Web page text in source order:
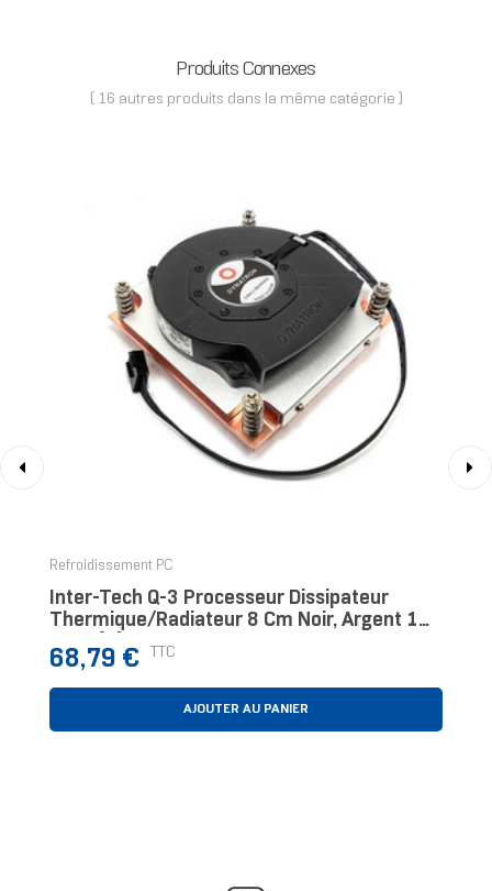
Produits Connexes
( 16 autres produits dans la même catégorie )
Refroidissement PC
Inter-Tech Q-3 Processeur Dissipateur
Thermique/Radiateur 8 Cm Noir, Argent 1
Prix
68,79 € TTC
AJOUTER AU PANIER